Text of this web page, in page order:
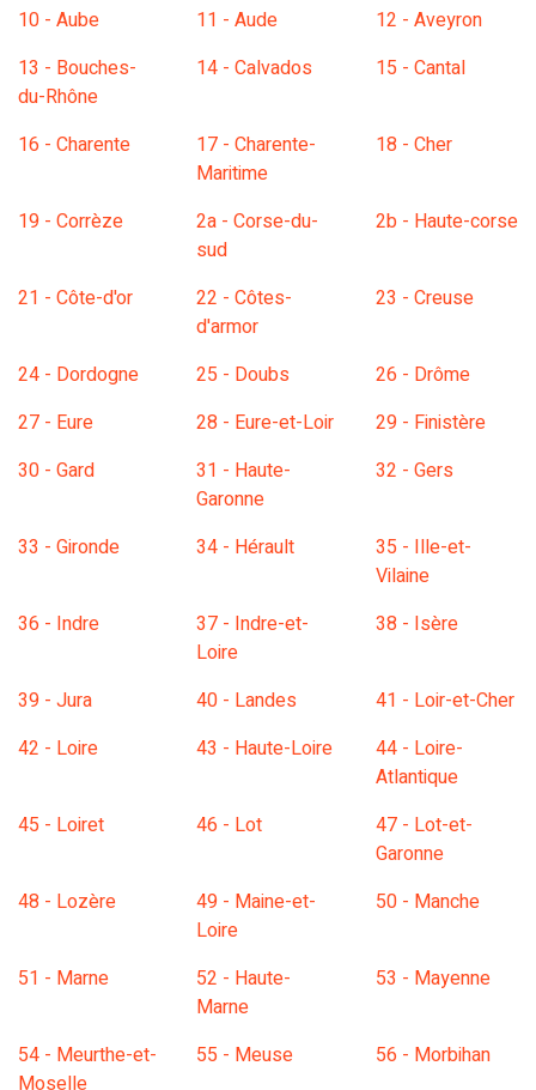
10 - Aube
11 - Aude
12 - Aveyron
13 - Bouches-
du-Rhône
14 - Calvados 15 - Cantal
16 - Charente
17 - Charente-
Maritime
18 - Cher
19 - Corrèze
2a - Corse-du-
sud
2b - Haute-corse
21 - Côte-d'or
22 - Côtes-
d'armor
23 - Creuse
24 - Dordogne 25 - Doubs
26 - Drôme
27 - Eure
28 - Eure-et-Loir
29 - Finistère
30 - Gard
31 - Haute-
Garonne
32 - Gers
33 - Gironde 34 - Hérault
35 - Ille-et-
Vilaine
36 - Indre
37 - Indre-et-
Loire
38 - Isère
39 - Jura 40 - Landes
41 - Loir-et-Cher
42 - Loire
43 - Haute-Loire
44 - Loire-
Atlantique
45 - Loiret
46 - Lot
47 - Lot-et-
Garonne
48 - Lozère
49 - Maine-et-
Loire
50 - Manche
51 - Marne
52 - Haute-
Marne
53 - Mayenne
54 - Meurthe-et-
55 - Meuse 56 - Morbihan